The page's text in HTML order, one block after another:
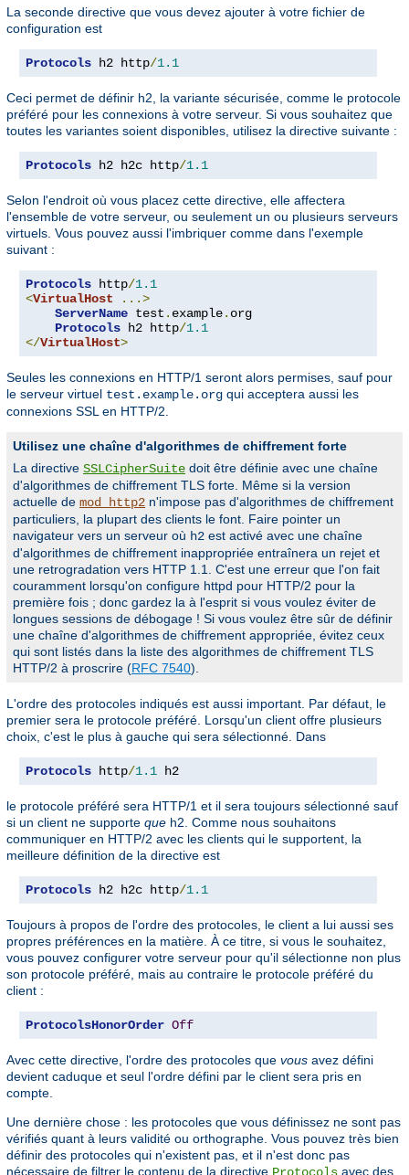
La seconde directive que vous devez ajouter à votre fichier de
configuration est
Protocols h2 http/1.1
Ceci permet de définir h2, la variante sécurisée, comme le protocole
préféré pour les connexions à votre serveur. Si vous souhaitez que
toutes les variantes soient disponibles, utilisez la directive suivante :
Protocols h2 h2c http/1.1
Selon l'endroit où vous placez cette directive, elle affectera
l'ensemble de votre serveur, ou seulement un ou plusieurs serveurs
virtuels. Vous pouvez aussi l'imbriquer comme dans l'exemple
suivant :
Protocols http/1.1
<VirtualHost
...>
ServerName test . example. org
Protocols h2 http/1.1
</VirtualHost>
Seules les connexions en HTTP/1 seront alors permises, sauf pour
le serveur virtuel test.example.org qui acceptera aussi les
connexions SSL en HTTP/2.
Utilisez une chaîne d'algorithmes de chiffrement forte
La directive SSLCipherSuite doit être définie avec une chaîne
d'algorithmes de chiffrement TLS forte. Même si la version
actuelle de mod_http2 n'impose pas d'algorithmes de chiffrement
particuliers, la plupart des clients le font. Faire pointer un
navigateur vers un serveur où h2 est activé avec une chaîne
d'algorithmes de chiffrement inappropriée entraînera un rejet et
une retrogradation vers HTTP 1.1. C'est une erreur que l'on fait
couramment lorsqu'on configure httpd pour HTTP/2 pour la
première fois ; donc gardez la à l'esprit si vous voulez éviter de
longues sessions de débogage ! Si vous voulez être sûr de définir
une chaîne d'algorithmes de chiffrement appropriée, évitez ceux
qui sont listés dans la liste des algorithmes de chiffrement TLS
HTTP/2 à proscrire (RFC 7540).
L'ordre des protocoles indiqués est aussi important. Par défaut, le
premier sera le protocole préféré. Lorsqu'un client offre plusieurs
choix, c'est le plus à gauche qui sera sélectionné. Dans
Protocols http/1.1 h2
le protocole préféré sera HTTP/1 et il sera toujours sélectionné sauf
si un client ne supporte que h2. Comme nous souhaitons
communiquer en HTTP/2 avec les clients qui le supportent, la
meilleure définition de la directive est
Protocols h2 h2c http/1.1
Toujours à propos de l'ordre des protocoles, le client a lui aussi ses
propres préférences en la matière. À ce titre, si vous le souhaitez,
vous pouvez configurer votre serveur pour qu'il sélectionne non plus
son protocole préféré, mais au contraire le protocole préféré du
client :
ProtocolsHonorOrder Off
Avec cette directive, l'ordre des protocoles que vous avez défini
devient caduque et seul l'ordre défini par le client sera pris en
compte.
Une dernière chose : les protocoles que vous définissez ne sont pas
vérifiés quant à leurs validité ou orthographe. Vous pouvez très bien
définir des protocoles qui n'existent pas, et il n'est donc pas
nécessaire de filtrer le contenu de la directive Protocols avec des